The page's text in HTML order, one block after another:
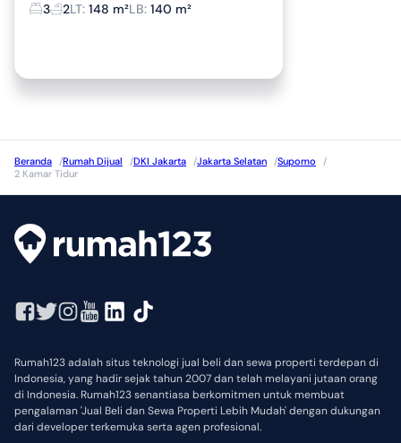
3
2LT: 148 m²LB: 140 m²
Beranda /Rumah Dijual /DKI Jakarta /Jakarta Selatan /Supomo
/
2 Kamar Tidur
Rumah123 adalah situs teknologi jual beli dan sewa properti terdepan di
Indonesia, yang hadir sejak tahun 2007 dan telah melayani jutaan orang
di Indonesia. Rumah123 senantiasa berkomitmen untuk membuat
pengalaman 'Jual Beli dan Sewa Properti Lebih Mudah' dengan dukungan
dari developer terkemuka serta agen profesional.